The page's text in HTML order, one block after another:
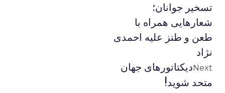
تسخیر جوانان؛
شعارهایی همراه با
طعن و طنز علیه احمدی
نژاد
Nextدیکتاتورهای جهان
متحد شوید!